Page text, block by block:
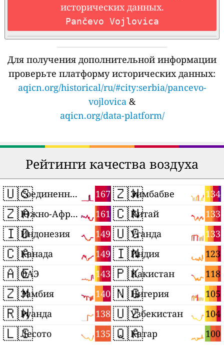
исторических данных.
Pančevo Vojlovica
Для получения дополнительной информации
проверьте платформу исторических данных:
aqicn.org/historical/ru/#city:serbia/pancevo-
vojlovica &
aqicn.org/data-platform/
Рейтинги качества воздуха
🇺🇸 167
Соединенные Штаты
🇿🇦 161
Южно-Африканская Республика
🇮🇩 149
Индонезия
🇨🇦 149
Канада
🇦🇪 143
ОАЭ
🇿🇲 140
Замбия
🇷🇼 138
Руанда
🇱🇸 135
Лесото
🇿🇼 134
Зимбабве
🇨🇳 133
Китай
🇺🇬 133
Уганда
🇮🇳 123
Индия
🇵🇰 118
Пакистан
🇳🇬 105
Нигерия
🇺🇿 104
Узбекистан
🇶🇦 100
Катар